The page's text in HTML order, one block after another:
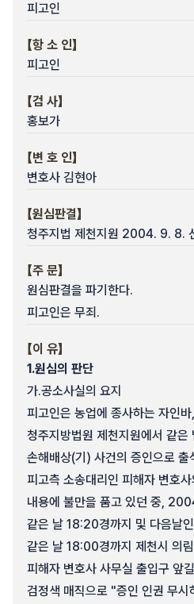
피고인
【항 소 인】
피고인
【검 사】
홍보가
【변 호 인】
변호사 김현아
【원심판결】
청주지법 제천지원 2004. 9. 8.
【주 문】
원심판결을 파기한다.
피고인은 무죄.
【이 유】
1.원심의 판단
가.공소사실의 요지
피고인은 농업에 종사하는 자인
청주지방법원 제천지원에서 같
손해배상(기) 사건의 증인으로 출
피고측 소송대리인 피해자 변호
내용에 불만을 품고 있던 중,
같은 날 18:20경까지 및 다음날
같은 날 18:00경까지 제천시 의
피해자 변호사 사무실 출입구 앞
검정색 매직으로 "증인 인권 무시